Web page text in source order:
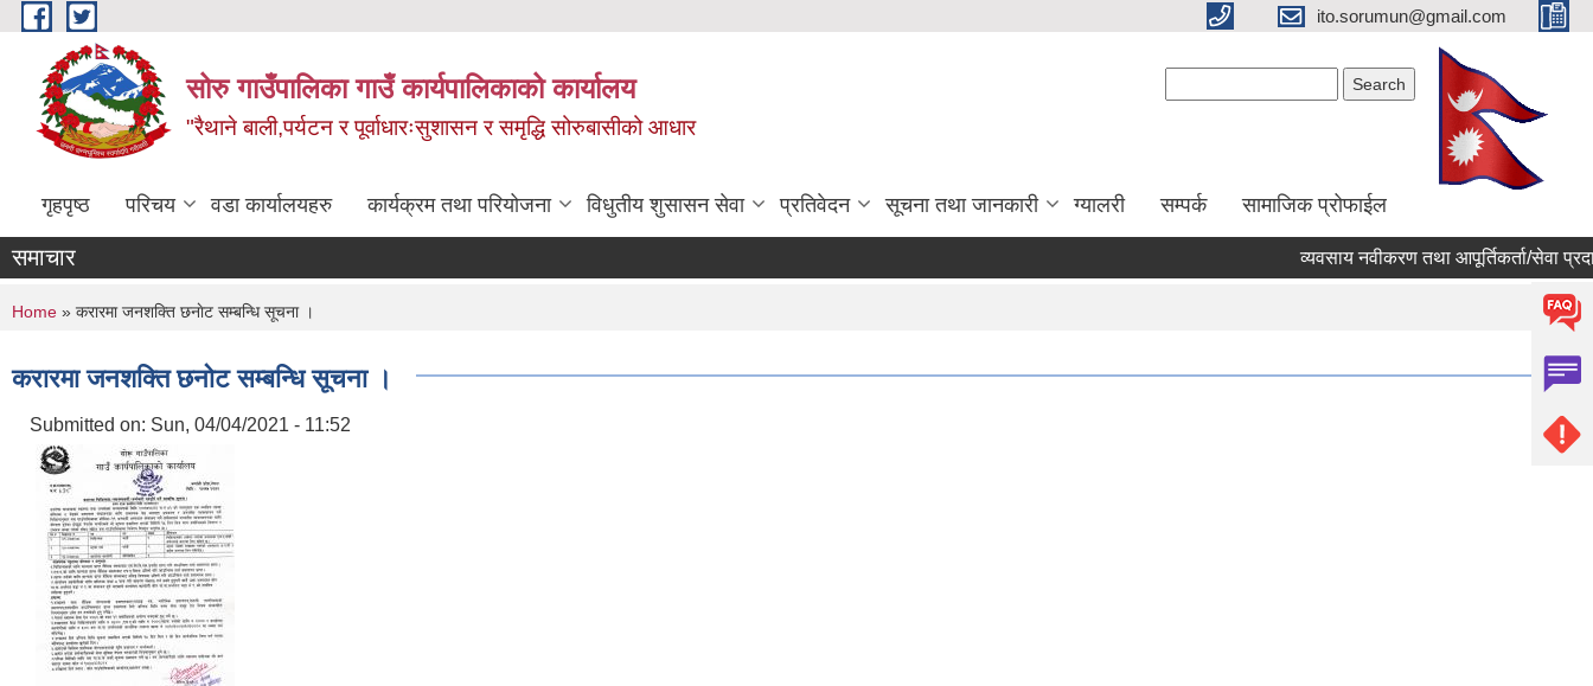
Skip to main content ito.sorumun@gmail.com
सोरु गाउँपालिका गाउँ कार्यपालिकाको कार्यालय
"रैथाने बाली,पर्यटन र पूर्वाधारःसुशासन र समृद्धि सोरुबासीको आधार
गृहपृष्ठ परिचय वडा कार्यालयहरु कार्यक्रम तथा परियोजना विधुतीय शुसासन सेवा प्रतिवेदन सूचना तथा जानकारी ग्यालरी सम्पर्क सामाजिक प्रोफाईल
समाचार व्यवसाय नवीकरण तथा आपूर्तिकर्ता/सेवा
You are here
Home » करारमा जनशक्ति छनाेट सम्बन्धि सूचना ।
करारमा जनशक्ति छनाेट सम्बन्धि सूचना ।
Submitted on: Sun, 04/04/2021 - 11:52